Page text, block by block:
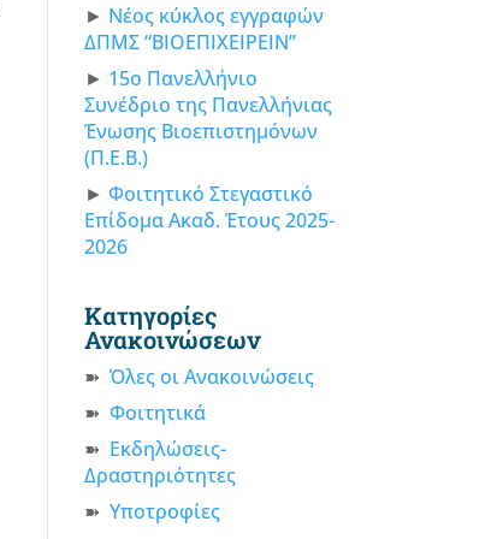
Νέος κύκλος εγγραφών
ΔΠΜΣ “ΒΙΟΕΠΙΧΕΙΡΕΙΝ”
15ο Πανελλήνιο
Συνέδριο της Πανελλήνιας
Ένωσης Βιοεπιστημόνων
(Π.Ε.Β.)
Φοιτητικό Στεγαστικό
Επίδομα Ακαδ. Έτους 2025-
2026
Κατηγορίες
Ανακοινώσεων
Όλες οι Ανακοινώσεις
Φοιτητικά
Εκδηλώσεις-
Δραστηριότητες
Υποτροφίες